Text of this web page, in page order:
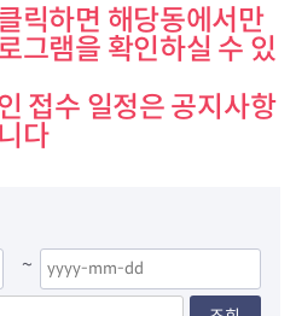
릭하면 해당동에서만
그램을 확인하실 수 있
접수 일정은 공지사항
다
~